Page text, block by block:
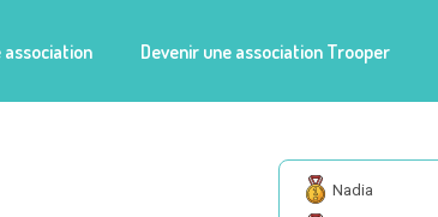
Devenir une association Trooper
Nadia